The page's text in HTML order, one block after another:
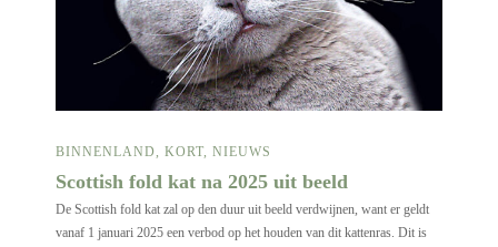
BINNENLAND, KORT, NIEUWS
Scottish fold kat na 2025 uit beeld
De Scottish fold kat zal op den duur uit beeld verdwijnen, want er geldt
vanaf 1 januari 2025 een verbod op het houden van dit kattenras. Dit is